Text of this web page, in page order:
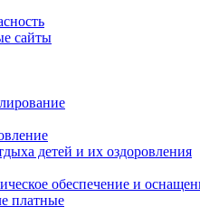
сайты
детей и их оздоровления
обеспечение и
платные